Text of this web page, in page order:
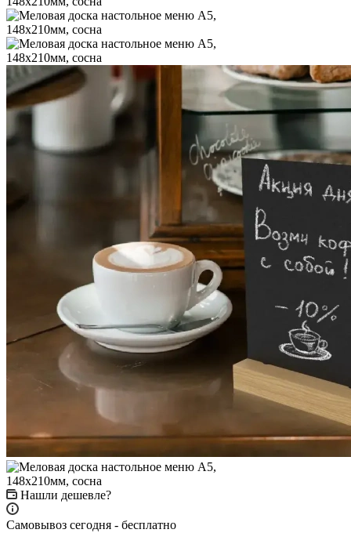
Нашли дешевле?
Самовывоз сегодня - бесплатно